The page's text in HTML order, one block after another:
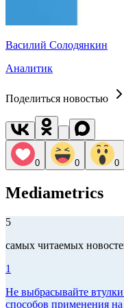
Василий Солодянкин
Аналитик
Поделиться новостью
0 0 0
Mediametrics
5
самых читаемых
1
Не выбрасывайте
способов применения